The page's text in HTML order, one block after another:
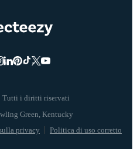
Tutti i diritti riservati
privacy Politica di uso corretto